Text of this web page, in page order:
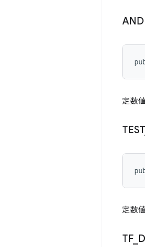
定数
TEST_
定数
TF_